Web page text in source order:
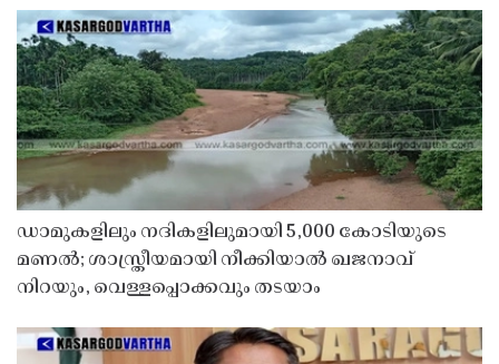
ഡാമുകളിലും നദികളിലുമായി 5,000 കോടിയുടെ
മണൽ; ശാസ്ത്രീയമായി നീക്കിയാൽ ഖജനാവ്
നിറയും, വെള്ളപ്പൊക്കവും തടയാം